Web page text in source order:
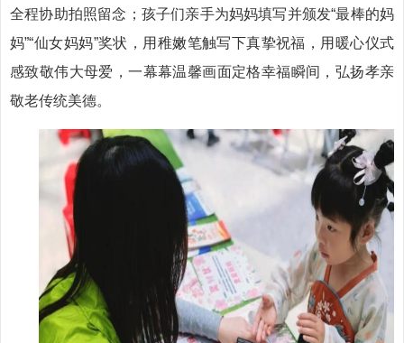
全程协助拍照留念；孩子们亲手为妈妈填写并颁发“最棒的妈
妈”“仙女妈妈”奖状，用稚嫩笔触写下真挚祝福，用暖心仪式
感致敬伟大母爱，一幕幕温馨画面定格幸福瞬间，弘扬孝亲
敬老传统美德。